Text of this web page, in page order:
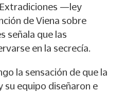
—ley
de Viena sobre
señala que las
en la secrecía.
la sensación de que la
su equipo diseñaron e